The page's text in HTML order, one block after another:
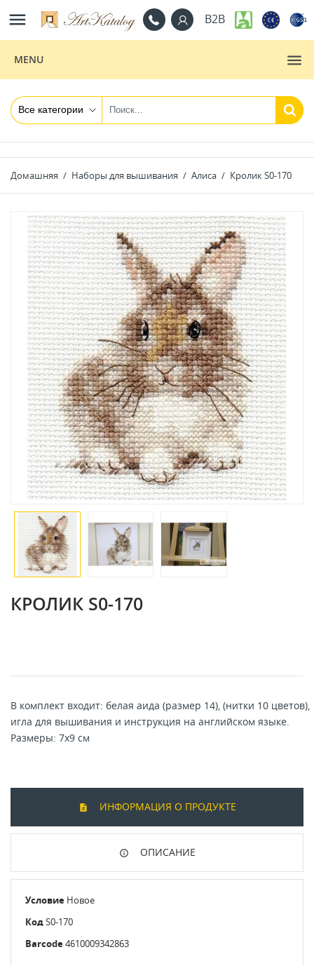
 B2B
MENU
Домашняя Наборы для вышивания Алиса Кролик S0-170
КРОЛИК S0-170
В комплект входит: белая аида (размер 14), (нитки 10 цветов),
игла для вышивания и инструкция на английском языке.
Размеры: 7x9 см
ИНФОРМАЦИЯ О ПРОДУКТЕ
ОПИСАНИЕ
Условие Новое
КодS0-170
Barcode4610009342863